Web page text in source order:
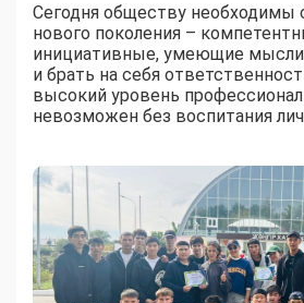
Сегодня обществу необходимы
нового поколения –
инициативные, умеющие
и брать на себя
высокий уровень
невозможен без воспитания